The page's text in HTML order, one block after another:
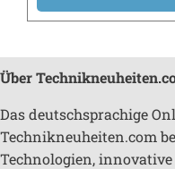
Über
Das deutschsprachige
Technikneuheiten.com
Technologien,